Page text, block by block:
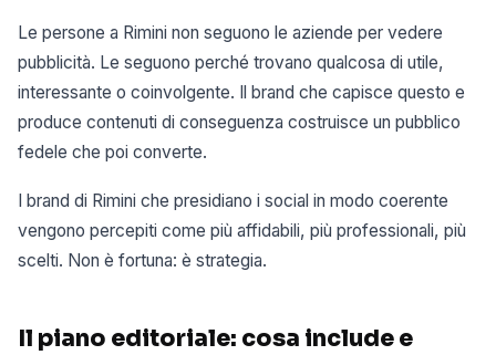
Le persone a Rimini non seguono le aziende per vedere
pubblicità. Le seguono perché trovano qualcosa di utile,
interessante o coinvolgente. Il brand che capisce questo e
produce contenuti di conseguenza costruisce un pubblico
fedele che poi converte.
I brand di Rimini che presidiano i social in modo coerente
vengono percepiti come più affidabili, più professionali, più
scelti. Non è fortuna: è strategia.
Il piano editoriale: cosa include e